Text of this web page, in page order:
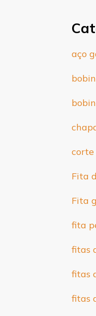
aço
Fita
Fita
fita
fitas
fitas
fitas